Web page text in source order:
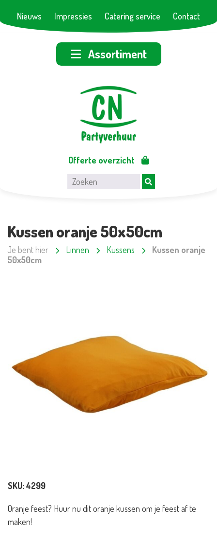
Nieuws Impressies Catering service Contact
Assortiment
Offerte overzicht
Kussen oranje 50x50cm
Je bent hier Linnen Kussens
Kussen oranje
50x50cm
SKU:4299
Oranje feest? Huur nu dit oranje kussen om je feest af te
maken!